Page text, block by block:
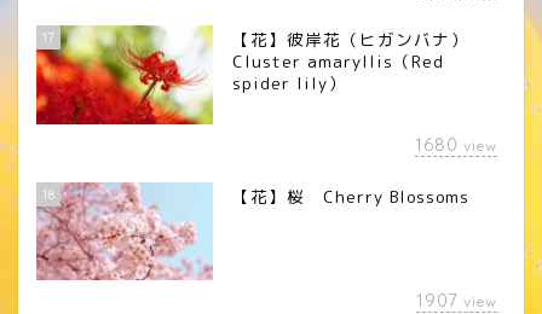
17
【花】彼岸花（ヒガンバナ）
Cluster amaryllis（Red
spider lily）
1680 view
18 【花】桜 Cherry Blossoms
1907 view